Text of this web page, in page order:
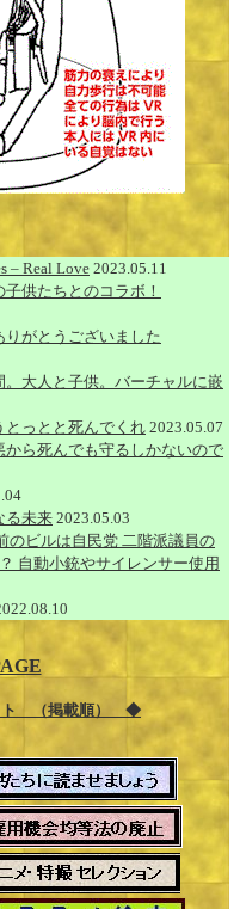
– Real Love 2023.05.11
供たちとのコラボ！
がとうございました
大人と子供。バーチャルに嵌
とっとと死んでくれ 2023.05.07
ら死んでも守るしかないので
る未来 2023.05.03
のビルは自民党 二階派議員の
自動小銃やサイレンサー使用
（掲載順） ◆